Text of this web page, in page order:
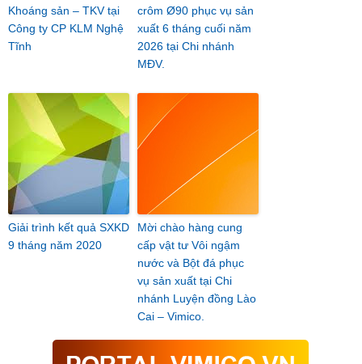
Khoáng sản – TKV tại
Công ty CP KLM Nghệ
Tĩnh
crôm Ø90 phục vụ sản
xuất 6 tháng cuối năm
2026 tại Chi nhánh
MĐV.
Giải trình kết quả SXKD
9 tháng năm 2020
Mời chào hàng cung
cấp vật tư Vôi ngậm
nước và Bột đá phục
vụ sản xuất tại Chi
nhánh Luyện đồng Lào
Cai – Vimico.